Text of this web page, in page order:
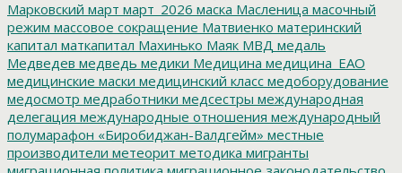
Марковский март март_2026 маска Масленица масочный
режим массовое сокращение Матвиенко материнский
капитал маткапитал Махинько Маяк МВД медаль
Медведев медведь медики Медицина медицина_ЕАО
медицинские маски медицинский класс медоборудование
медосмотр медработники медсестры международная
делегация международные отношения международный
полумарафон «Биробиджан-Валдгейм» местные
производители метеорит методика мигранты